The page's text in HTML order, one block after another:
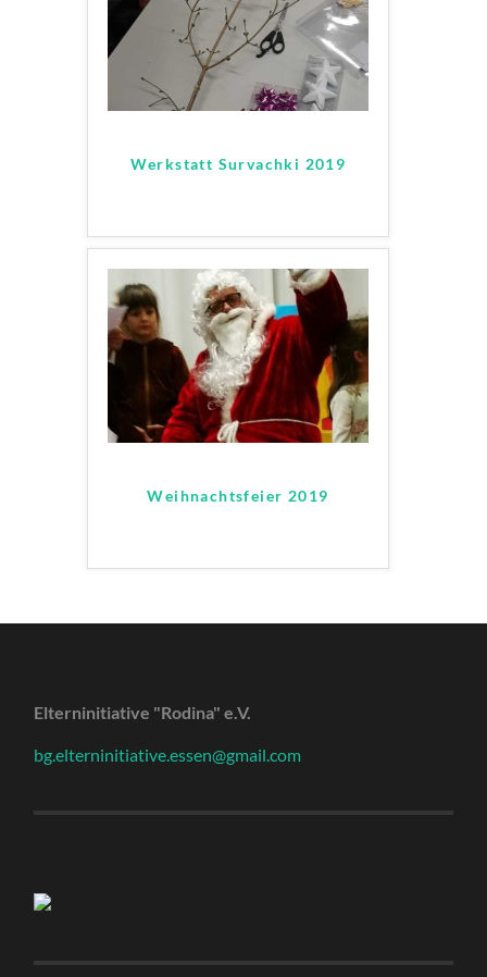
Werkstatt Survachki 2019
Weihnachtsfeier 2019
Elterninitiative "Rodina" e.V.
bg.elterninitiative.essen@gmail.com